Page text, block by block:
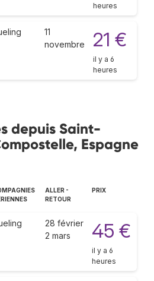
heures
11
novembre
21 €
il y a 6
heures
depuis Saint-
Espagne
ALLER -
RETOUR
PRIX
28 février
2 mars
45 €
il y a 6
heures